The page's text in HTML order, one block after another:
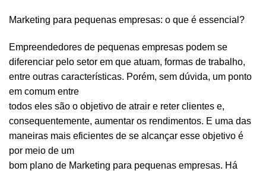
Marketing para pequenas empresas: o que é essencial?
Empreendedores de pequenas empresas podem se
diferenciar pelo setor em que atuam, formas de trabalho,
entre outras características. Porém, sem dúvida, um ponto
em comum entre
todos eles são o objetivo de atrair e reter clientes e,
consequentemente, aumentar os rendimentos. E uma das
maneiras mais eficientes de se alcançar esse objetivo é
por meio de um
bom plano de Marketing para pequenas empresas. Há